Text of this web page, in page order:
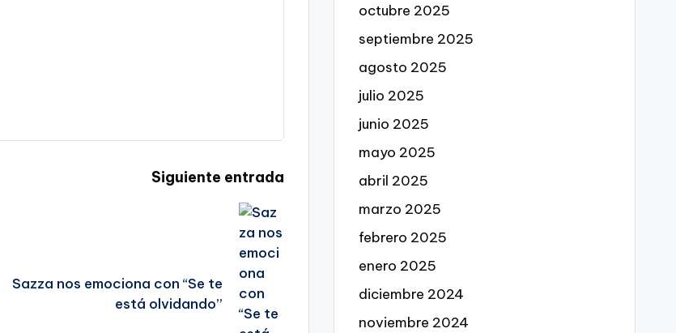
Siguiente entrada
Sazza nos emociona con “Se te
está olvidando”
octubre 2025
septiembre 2025
agosto 2025
julio 2025
junio 2025
mayo 2025
abril 2025
marzo 2025
febrero 2025
enero 2025
diciembre 2024
noviembre 2024